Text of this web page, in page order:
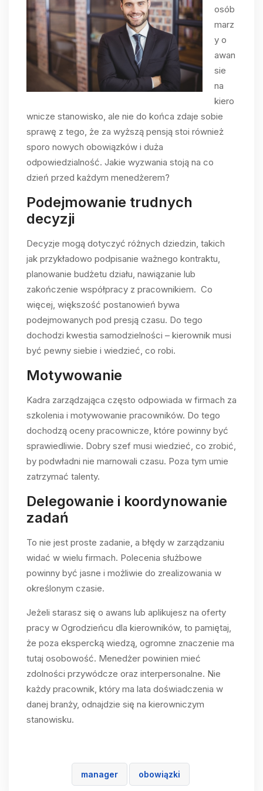
osób
marz
y o
awan
sie
na
kiero
wnicze stanowisko, ale nie do końca zdaje sobie
sprawę z tego, że za wyższą pensją stoi również
sporo nowych obowiązków i duża
odpowiedzialność. Jakie wyzwania stoją na co
dzień przed każdym menedżerem?
Podejmowanie trudnych
decyzji
Decyzje mogą dotyczyć różnych dziedzin, takich
jak przykładowo podpisanie ważnego kontraktu,
planowanie budżetu działu, nawiązanie lub
zakończenie współpracy z pracownikiem. Co
więcej, większość postanowień bywa
podejmowanych pod presją czasu. Do tego
dochodzi kwestia samodzielności – kierownik musi
być pewny siebie i wiedzieć, co robi.
Motywowanie
Kadra zarządzająca często odpowiada w firmach za
szkolenia i motywowanie pracowników. Do tego
dochodzą oceny pracownicze, które powinny być
sprawiedliwie. Dobry szef musi wiedzieć, co zrobić,
by podwładni nie marnowali czasu. Poza tym umie
zatrzymać talenty.
Delegowanie i koordynowanie
zadań
To nie jest proste zadanie, a błędy w zarządzaniu
widać w wielu firmach. Polecenia służbowe
powinny być jasne i możliwie do zrealizowania w
określonym czasie.
Jeżeli starasz się o awans lub aplikujesz na oferty
pracy w Ogrodzieńcu dla kierowników, to pamiętaj,
że poza ekspercką wiedzą, ogromne znaczenie ma
tutaj osobowość. Menedżer powinien mieć
zdolności przywódcze oraz interpersonalne. Nie
każdy pracownik, który ma lata doświadczenia w
danej branży, odnajdzie się na kierowniczym
stanowisku.
manager obowiązki